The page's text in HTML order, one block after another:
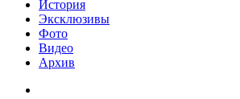
История
Эксклюзивы
Фото
Видео
Архив